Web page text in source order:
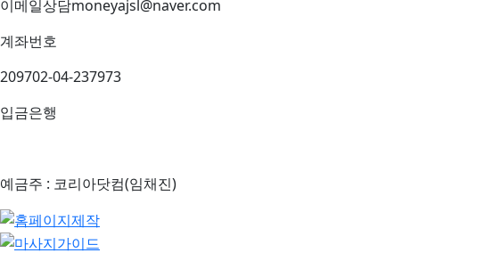
이메일상담moneyajsl@naver.com
계좌번호
209702-04-237973
입금은행
예금주 : 코리아닷컴(임채진)